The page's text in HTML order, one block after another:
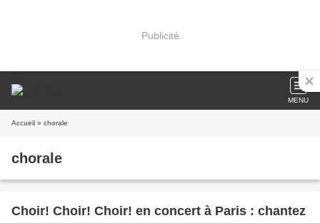
Publicité
MENU
Accueil » chorale
chorale
Choir! Choir! Choir! en concert à Paris : chantez